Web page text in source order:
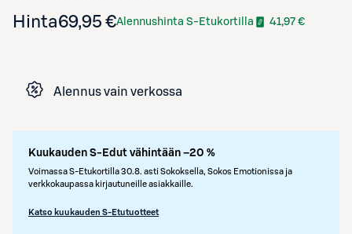
Hinta69,95 €Alennushinta S-Etukortilla 41,97 €
Alennus vain verkossa
Kuukauden S-Edut vähintään –20 %
Voimassa S-Etukortilla 30.8. asti Sokoksella, Sokos Emotionissa ja
verkkokaupassa kirjautuneille asiakkaille.
Katso kuukauden S-Etutuotteet